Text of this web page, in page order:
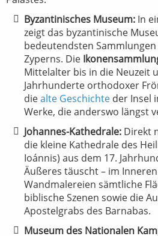
Byzantinisches Museum: In
zeigt das byzantinische
bedeutendsten
Zyperns. Die
Mittelalter bis in die Neuzeit
Jahrhunderte orthodoxer
diealte Geschichte der Insel
Werke, die anderswo längst
Johannes-Kathedrale: Direkt
die kleine Kathedrale des
Ioánnis) aus dem 17.
Äußeres täuscht – im
Wandmalereien sämtliche
biblische Szenen sowie die
Apostelgrabs des Barnabas.
Museum des Nationalen